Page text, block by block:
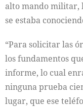
alto mando militar,
se estaba
“Para solicitar las
los fundamentos
informe, lo cual
ninguna prueba
lugar, que ese